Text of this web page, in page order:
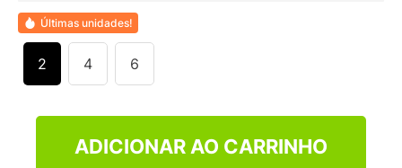
Últimas unidades!
2 4 6
ADICIONAR AO CARRINHO
10º VEJA COUNTRY